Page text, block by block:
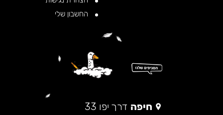
החשבון שלי
חיפה דרך יפו 33